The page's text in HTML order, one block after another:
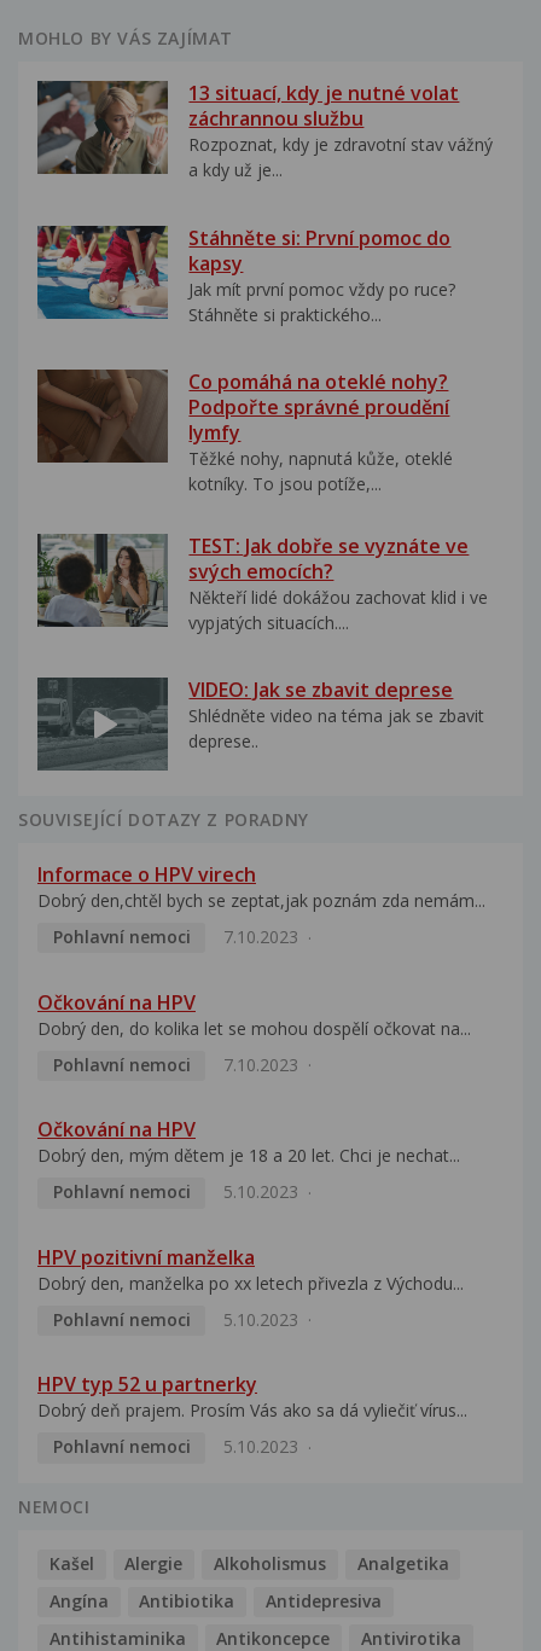
MOHLO BY VÁS ZAJÍMAT
13 situací, kdy je nutné volat
záchrannou službu
Rozpoznat, kdy je zdravotní stav vážný
a kdy už je...
Stáhněte si: První pomoc do
kapsy
Jak mít první pomoc vždy po ruce?
Stáhněte si praktického...
Co pomáhá na oteklé nohy?
Podpořte správné proudění
lymfy
Těžké nohy, napnutá kůže, oteklé
kotníky. To jsou potíže,...
TEST: Jak dobře se vyznáte ve
svých emocích?
Někteří lidé dokážou zachovat klid i ve
vypjatých situacích....
VIDEO: Jak se zbavit deprese
Shlédněte video na téma jak se zbavit
deprese..
SOUVISEJÍCÍ DOTAZY Z PORADNY
Informace o HPV virech
Dobrý den,chtěl bych se zeptat,jak poznám zda nemám...
Pohlavní nemoci
7.10.2023
Očkování na HPV
Dobrý den, do kolika let se mohou dospělí očkovat na...
Pohlavní nemoci
7.10.2023
Očkování na HPV
Dobrý den, mým dětem je 18 a 20 let. Chci je nechat...
Pohlavní nemoci
5.10.2023
HPV pozitivní manželka
Dobrý den, manželka po xx letech přivezla z Východu...
Pohlavní nemoci
5.10.2023
HPV typ 52 u partnerky
Dobrý deň prajem. Prosím Vás ako sa dá vyliečiť vírus...
Pohlavní nemoci
5.10.2023
NEMOCI
Kašel Alergie Alkoholismus
Analgetika
Angína
Antibiotika
Antidepresiva
Antihistaminika
Antikoncepce Antivirotika